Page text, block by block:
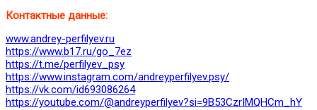
Контактные данные:
www.andrey-perfilyev.ru
https://www.b17.ru/go_7ez
https://t.me/perfilyev_psy
https://www.instagram.com/andreyperfilyev.psy/
https://vk.com/id693086264
https://youtube.com/@andreyperfilyev?si=9B53CzrIMQHCm_hY